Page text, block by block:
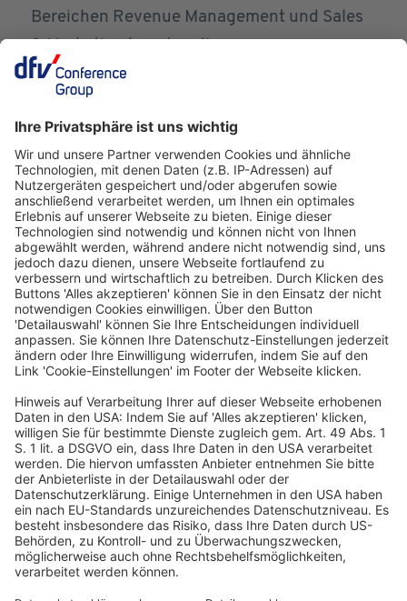
Bereichen Revenue Management und Sales
branchenspezifischen Anforderungen und
Bedürfnisse insbesondere auch aus Sicht
des Anwenders. Als Geschäftsführer der
Fairmas GmbH ist Niels Schröder neben dem
operativen Geschäft auch für die
strategische Produktausrichtung und -
entwicklung verantwortlich.
Deutscher Hotelkongress
19./20. April 2027
Kap Europa
Frankfurt